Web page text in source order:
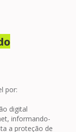
por:
digital
informando-
a proteção de